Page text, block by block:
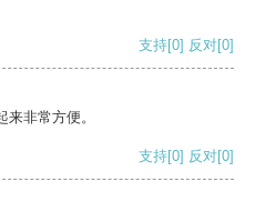
支持[0] 反对[0]
非常方便。
支持[0] 反对[0]